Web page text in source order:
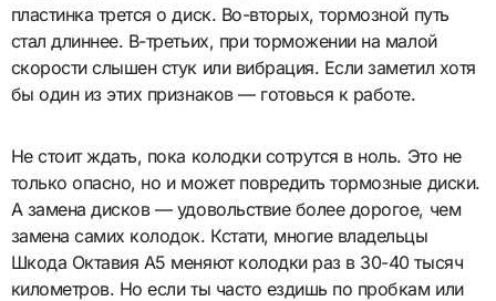
пластинка трется о диск. Во-вторых, тормозной путь
стал длиннее. В-третьих, при торможении на малой
скорости слышен стук или вибрация. Если заметил хотя
бы один из этих признаков — готовься к работе.
Не стоит ждать, пока колодки сотрутся в ноль. Это не
только опасно, но и может повредить тормозные диски.
А замена дисков — удовольствие более дорогое, чем
замена самих колодок. Кстати, многие владельцы
Шкода Октавия А5 меняют колодки раз в 30-40 тысяч
километров. Но если ты часто ездишь по пробкам или